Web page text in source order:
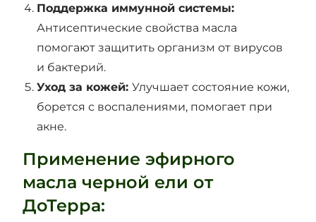
Поддержка иммунной системы:
Антисептические свойства масла
помогают защитить организм от вирусов
и бактерий.
Уход за кожей:Улучшает состояние кожи,
борется с воспалениями, помогает при
акне.
Применение эфирного
масла черной ели от
ДоТерра: